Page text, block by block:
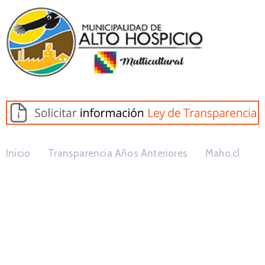
Inicio Transparencia Años Anteriores Maho.cl